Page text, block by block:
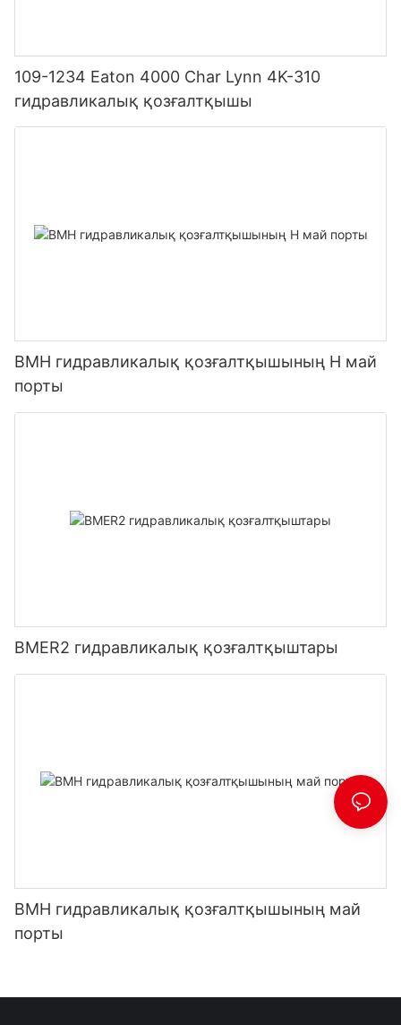
109-1234 Eaton 4000 Char Lynn 4K-310
гидравликалық қозғалтқышы
BMH гидравликалық қозғалтқышының H май
порты
BMER2 гидравликалық қозғалтқыштары
BMH гидравликалық қозғалтқышының май
порты